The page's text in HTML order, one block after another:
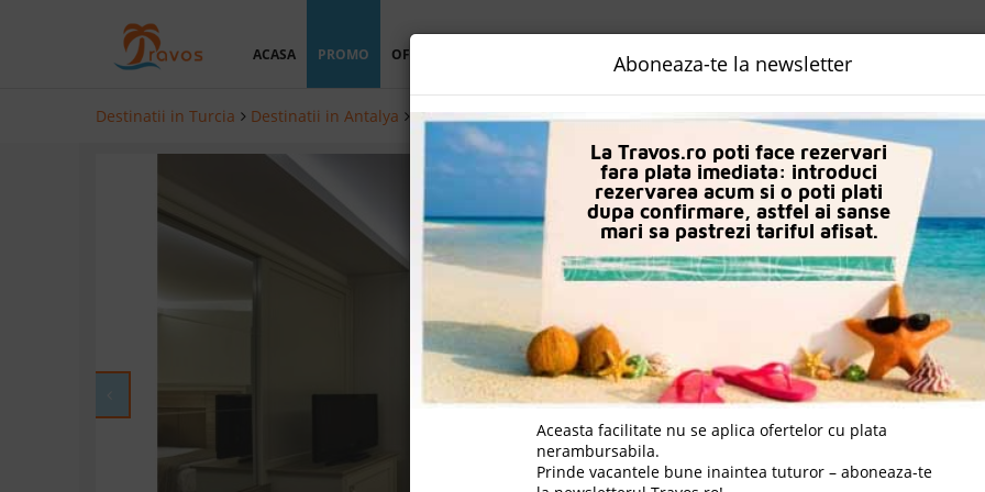
ACASA PROMO OFERTA PERSONALIZATA DESTINATII LOGIN
Destinatii in Turcia Destinatii in Antalya Hoteluri in Alanya Delphin Deluxe Resort
Aboneaza-te la newsletter
La Travos.ro poti face rezervari
fara plata imediata: introduci
rezervarea acum si o poti plati
dupa confirmare, astfel ai sanse
mari sa pastrezi tariful afisat.
Aceasta facilitate nu se aplica ofertelor cu plata
nerambursabila.
Prinde vacantele bune inaintea tuturor – aboneaza-te